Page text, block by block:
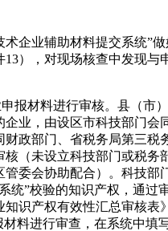
企业辅助材料提交系统”
13），对现场核查中发现与
报材料进行审核。县（市
业，由设区市科技部门会
政部门、省税务局第三税
（未设立科技部门或税务
委会协助配合）。科技部
统”校验的知识产权，通过
识产权有效性汇总审核表
料进行审查，在系统中填